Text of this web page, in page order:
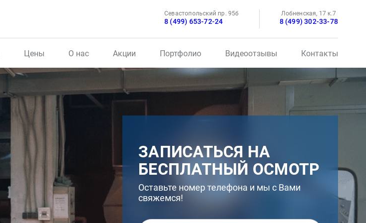
Севастопольский пр. 95б
8 (499) 653-72-24
Лобненская, 17 к.7
8 (499) 302-33-78
Цены О нас Акции Портфолио Видеоотзывы Контакты
ЗАПИСАТЬСЯ НА
БЕСПЛАТНЫЙ ОСМОТР
Оставьте номер телефона и мы с Вами
свяжемся!